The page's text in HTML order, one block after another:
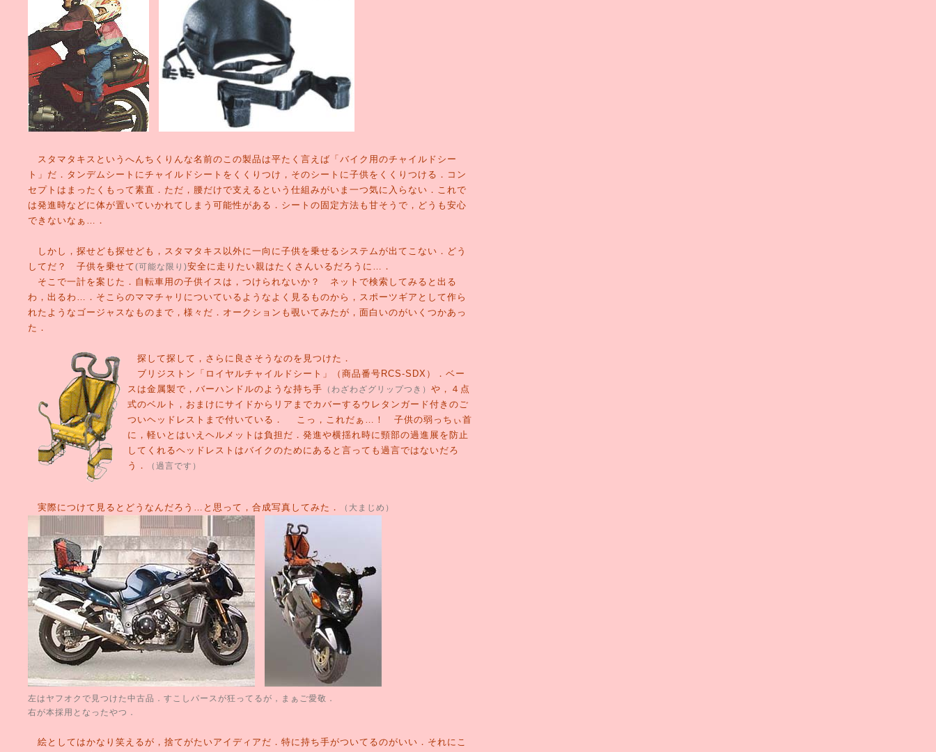
スタマタキスというへんちくりんな名前のこの製品は平たく言えば「バイク用のチャイルドシー
ト」だ．タンデムシートにチャイルドシートをくくりつけ，そのシートに子供をくくりつける．コン
セプトはまったくもって素直．ただ，腰だけで支えるという仕組みがいま一つ気に入らない．これで
は発進時などに体が置いていかれてしまう可能性がある．シートの固定方法も甘そうで，どうも安心
できないなぁ…．
しかし，探せども探せども，スタマタキス以外に一向に子供を乗せるシステムが出てこない．どう
してだ？ 子供を乗せて(可能な限り)安全に走りたい親はたくさんいるだろうに…．
そこで一計を案じた．自転車用の子供イスは，つけられないか？ ネットで検索してみると出る
わ，出るわ…．そこらのママチャリについているようなよく見るものから，スポーツギアとして作ら
れたようなゴージャスなものまで，様々だ．オークションも覗いてみたが，面白いのがいくつかあっ
た．
探して探して，さらに良さそうなのを見つけた．
ブリジストン「ロイヤルチャイルドシート」（商品番号RCS-SDX）．ベー
スは金属製で，バーハンドルのような持ち手 （わざわざグリップつき） や，４点
式のベルト，おまけにサイドからリアまでカバーするウレタンガード付きのご
ついヘッドレストまで付いている． こっ，これだぁ…！ 子供の弱っちぃ首
に，軽いとはいえヘルメットは負担だ．発進や横揺れ時に頸部の過進展を防止
してくれるヘッドレストはバイクのためにあると言っても過言ではないだろ
う．
（過言です）
実際につけて見るとどうなんだろう…と思って，合成写真してみた． （大まじめ）
左はヤフオクで見つけた中古品．すこしパースが狂ってるが，まぁご愛敬．
右が本採用となったやつ．
絵としてはかなり笑えるが，捨てがたいアイディアだ．特に持ち手がついてるのがいい．それにこ